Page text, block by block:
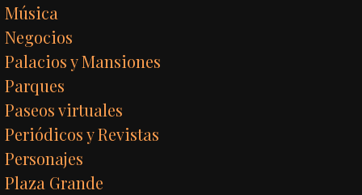
Música
Negocios
Palacios y Mansiones
Parques
Paseos virtuales
Periódicos y Revistas
Personajes
Plaza Grande